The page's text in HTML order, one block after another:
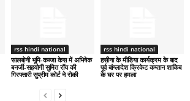
rss hindi national
सालबोनी भूमि-कब्जा केस में अभिषेक
बनर्जी-सहयोगी सुमित रॉय की
गिरफ्तारी सुप्रीम कोर्ट ने रोकी
rss hindi national
हसीना के मीडिया कार्यक्रम के बाद
पूर्व बांग्लादेश क्रिकेट कप्तान शाकिब
के घर पर हमला